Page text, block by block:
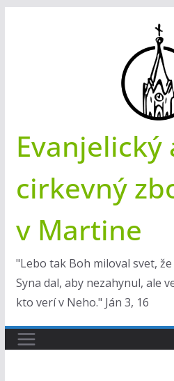
Evanjelický
cirkevný
v Martine
"Lebo tak Boh miloval svet,
Syna dal, aby nezahynul, ale
kto verí v Neho." Ján 3, 16